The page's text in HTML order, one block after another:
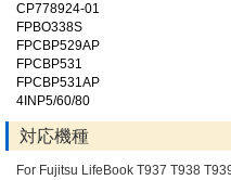
CP778924-01
FPBO338S
FPCBP529AP
FPCBP531
FPCBP531AP
4INP5/60/80
対応機種
For Fujitsu LifeBook T937 T938